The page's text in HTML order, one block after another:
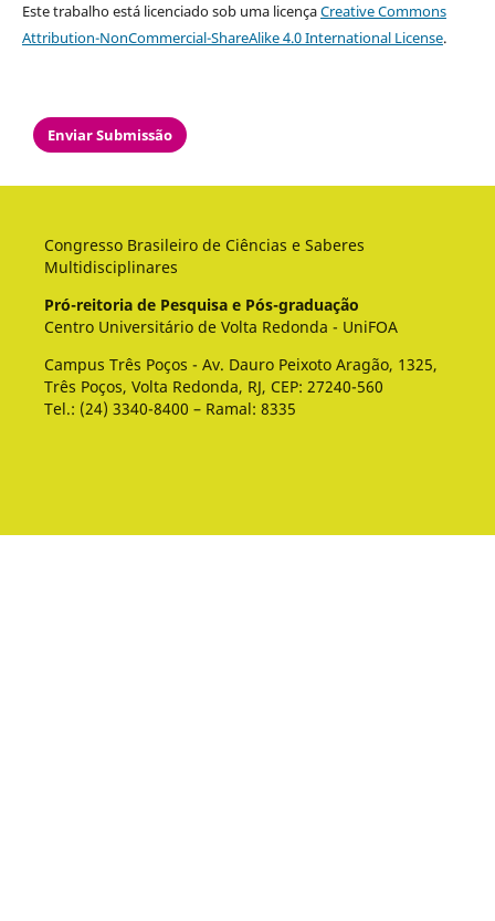
Este trabalho está licenciado sob uma licençaCreative Commons
Attribution-NonCommercial-ShareAlike 4.0 International License.
Enviar Submissão
Congresso Brasileiro de Ciências e Saberes
Multidisciplinares
Pró-reitoria de Pesquisa e Pós-graduação
Centro Universitário de Volta Redonda - UniFOA
Campus Três Poços - Av. Dauro Peixoto Aragão, 1325,
Três Poços, Volta Redonda, RJ, CEP: 27240-560
Tel.: (24) 3340-8400 – Ramal: 8335